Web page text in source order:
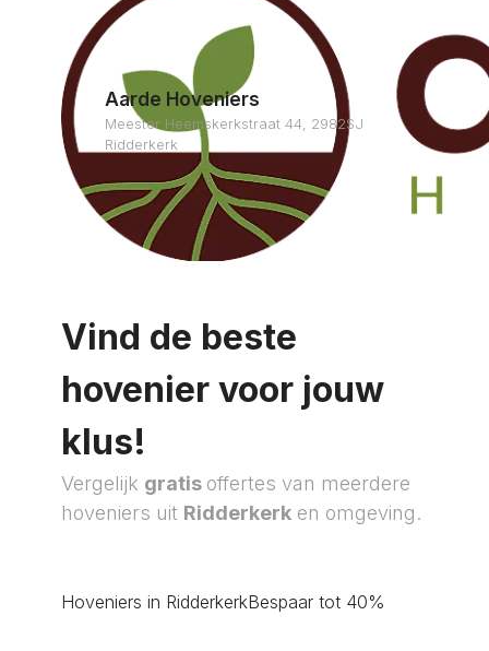
Aarde Hoveniers
Meester Heemskerkstraat 44, 2982SJ
Ridderkerk
Vind de beste
hovenier voor jouw
klus!
Vergelijk gratis offertes van meerdere
hoveniers uit Ridderkerk en omgeving.
Hoveniers in RidderkerkBespaar tot 40%